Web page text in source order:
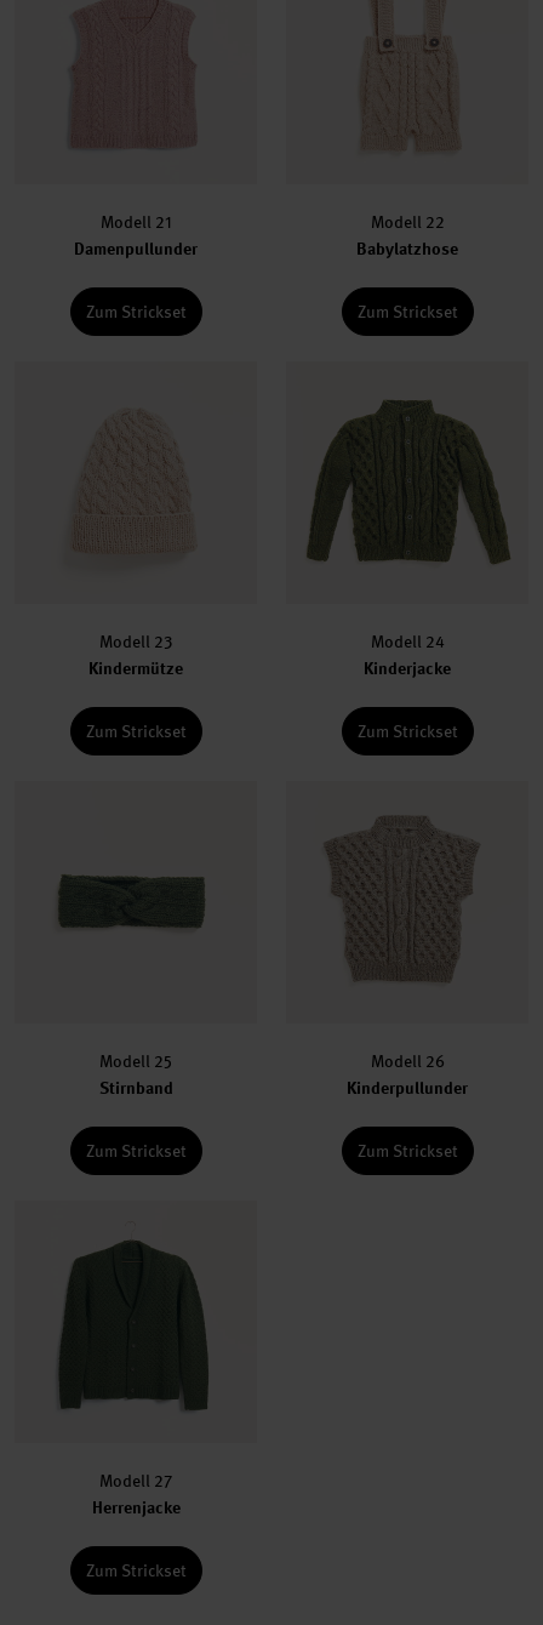
Modell 21
Damenpullunder
Zum Strickset
Modell 22
Babylatzhose
Zum Strickset
Modell 23
Kindermütze
Zum Strickset
Modell 24
Kinderjacke
Zum Strickset
Modell 25
Stirnband
Zum Strickset
Modell 26
Kinderpullunder
Zum Strickset
Modell 27
Herrenjacke
Zum Strickset